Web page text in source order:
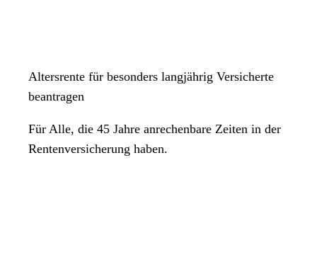
Altersrente für besonders langjährig Versicherte
beantragen
Für Alle, die 45 Jahre anrechenbare Zeiten in der
Rentenversicherung haben.